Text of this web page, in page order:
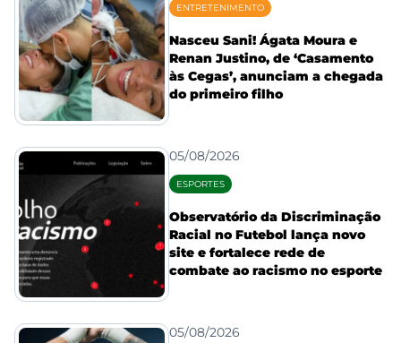
ENTRETENIMENTO
Nasceu Sani! Ágata Moura e
Renan Justino, de ‘Casamento
às Cegas’, anunciam a chegada
do primeiro filho
05/08/2026
ESPORTES
Observatório da Discriminação
Racial no Futebol lança novo
site e fortalece rede de
combate ao racismo no esporte
05/08/2026